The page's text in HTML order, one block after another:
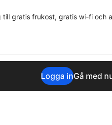
till gratis frukost, gratis wi-fi och
Logga inGå med